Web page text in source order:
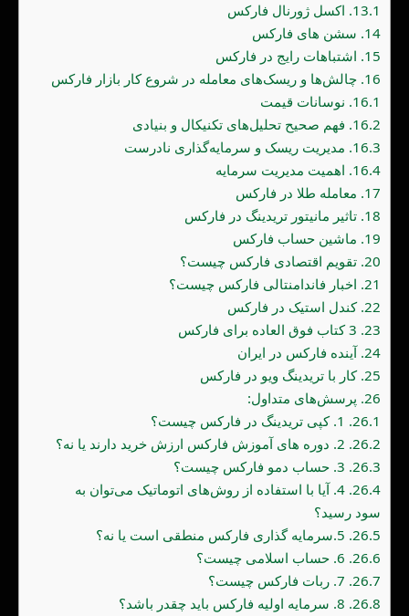
13.1. اکسل ژورنال فارکس
14. سشن های فارکس
15. اشتباهات رایج در فارکس
16. چالش‌ها و ریسک‌های معامله در شروع کار بازار فارکس
16.1. نوسانات قیمت
16.2. فهم صحیح تحلیل‌های تکنیکال و بنیادی
16.3. مدیریت ریسک و سرمایه‌گذاری نادرست
16.4. اهمیت مدیریت سرمایه
17. معامله طلا در فارکس
18. تاثیر مانیتور تریدینگ در فارکس
19. ماشین حساب فارکس
20. تقویم اقتصادی فارکس چیست؟
21. اخبار فاندامنتالی فارکس چیست؟
22. کندل استیک در فارکس
23.
24. آینده فارکس در ایران
25. کار با تریدینگ ویو در فارکس
26. پرسش‌های متداول:
26.1.
26.2.
26.3.
26.4.
4. آیا با استفاده از روش‌های اتوماتیک می‌توان به
سود رسید؟
26.5.
26.6.
26.7.
26.8.